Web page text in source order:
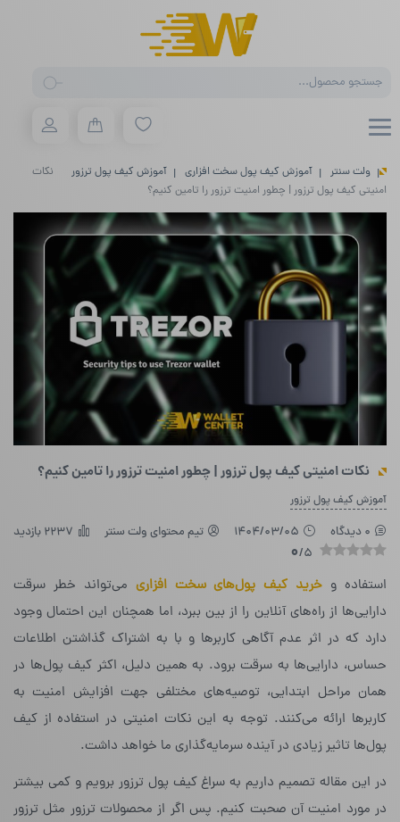
search
ولت سنتر آموزش کیف پول سخت افزاری آموزش کیف پول ترزور
نکات
امنیتی کیف پول ترزور | چطور امنیت ترزور را تامین کنیم؟
نکات امنیتی کیف پول ترزور | چطور امنیت ترزور را تامین کنیم؟
آموزش کیف پول ترزور
0 دیدگاه 1404/03/05 تیم محتوای ولت سنتر 2237 بازدید
0/5
استفاده و خرید کیف پول‌های سخت افزاری می‌تواند خطر سرقت
دارایی‌ها از راه‌های آنلاین را از بین ببرد، اما همچنان این احتمال وجود
دارد که در اثر عدم آگاهی کاربرها و با به اشتراک گذاشتن اطلاعات
حساس، دارایی‌ها به سرقت برود. به همین دلیل، اکثر کیف پول‌ها در
همان مراحل ابتدایی،‌ توصیه‌های مختلفی جهت افزایش امنیت به
کاربرها ارائه می‌کنند. توجه به این نکات امنیتی در استفاده از کیف
پول‌ها تاثیر زیادی در آینده‌ سرمایه‌گذاری ما خواهد داشت.
در این مقاله تصمیم داریم به سراغ کیف پول ترزور برویم و کمی بیشتر
در مورد امنیت آن صحبت کنیم. پس اگر از محصولات ترزور مثل ترزور